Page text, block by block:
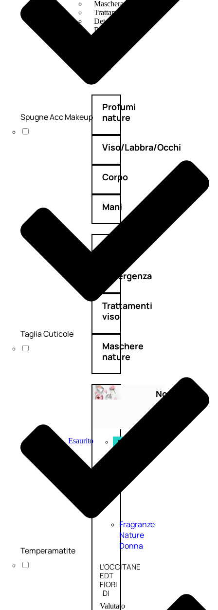
Maschera Nature
Trattamenti Viso
Detergenza
Bagno Nature
Profumi
nature
Viso/Labbra/Occhi
Corpo
Mani
Detergenza
Trattamenti
viso
Maschere
nature
Novità
profumi
Esaurito PROMO
Fragranze
Nature
Donna
L’OCCITANE
EDT
FIORI
DI
Valutato
Spugne Acc Makeup
Taglia Cuticole
Temperamatite